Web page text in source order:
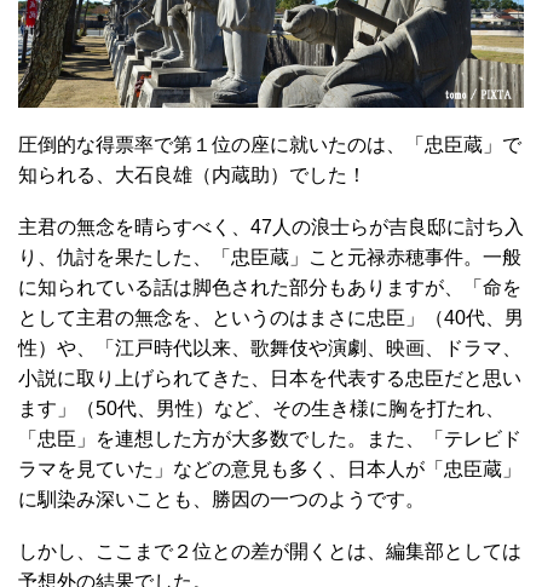
圧倒的な得票率で第１位の座に就いたのは、「忠臣蔵」で
知られる、大石良雄（内蔵助）でした！
主君の無念を晴らすべく、47人の浪士らが吉良邸に討ち入
り、仇討を果たした、「忠臣蔵」こと元禄赤穂事件。一般
に知られている話は脚色された部分もありますが、「命を
として主君の無念を、というのはまさに忠臣」（40代、男
性）や、「江戸時代以来、歌舞伎や演劇、映画、ドラマ、
小説に取り上げられてきた、日本を代表する忠臣だと思い
ます」（50代、男性）など、その生き様に胸を打たれ、
「忠臣」を連想した方が大多数でした。また、「テレビド
ラマを見ていた」などの意見も多く、日本人が「忠臣蔵」
に馴染み深いことも、勝因の一つのようです。
しかし、ここまで２位との差が開くとは、編集部としては
予想外の結果でした。